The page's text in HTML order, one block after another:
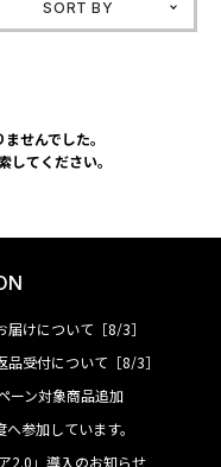
SORT BY
せんでした。
してください。
けについて［8/3］
受付について［8/3］
ーン対象商品追加
参加しています。
2.0」導入のお知らせ